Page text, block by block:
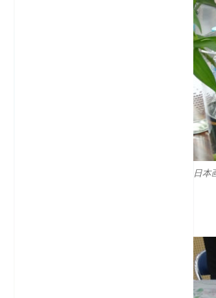
日本